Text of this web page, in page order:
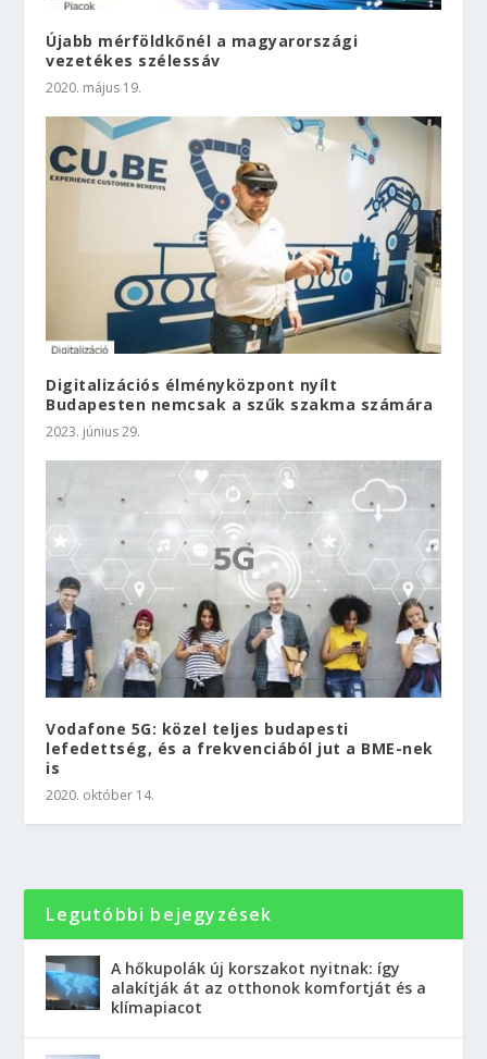
Újabb mérföldkőnél a magyarországi
vezetékes szélessáv
2020. május 19.
Digitalizációs élményközpont nyílt
Budapesten nemcsak a szűk szakma számára
2023. június 29.
Vodafone 5G: közel teljes budapesti
lefedettség, és a frekvenciából jut a BME-nek
is
2020. október 14.
Legutóbbi bejegyzések
A hőkupolák új korszakot nyitnak: így
alakítják át az otthonok komfortját és a
klímapiacot